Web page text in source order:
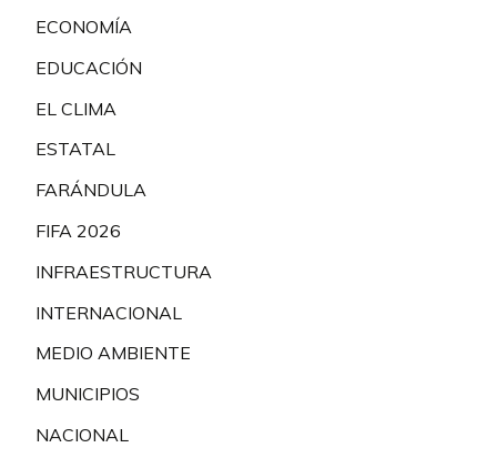
ECONOMÍA
EDUCACIÓN
EL CLIMA
ESTATAL
FARÁNDULA
FIFA 2026
INFRAESTRUCTURA
INTERNACIONAL
MEDIO AMBIENTE
MUNICIPIOS
NACIONAL